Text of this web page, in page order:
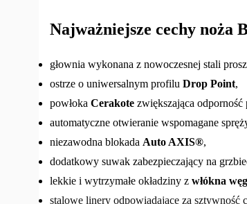
Najważniejsze cechy noża
głownia wykonana z nowoczesnej stali
ostrze o uniwersalnym profilu Drop Point,
powłoka Cerakote zwiększająca
automatyczne otwieranie wspomagane
niezawodna blokada Auto AXIS®,
dodatkowy suwak zabezpieczający na
lekkie i wytrzymałe okładziny z włókna
stalowe linery odpowiadające za sztywność